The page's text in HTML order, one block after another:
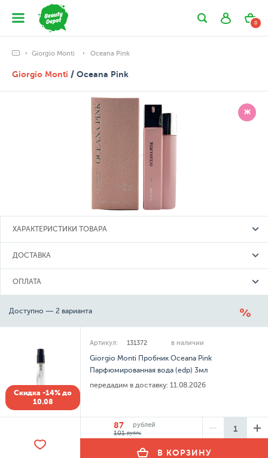
0
Giorgio Monti Oceana Pink
Giorgio Monti / Oceana Pink
Ж
ХАРАКТЕРИСТИКИ ТОВАРА
ДОСТАВКА
ОПЛАТА
Доступно — 2 варианта
Скидка -14% до
10.08
Артикул: 131372 в наличии
Giorgio Monti Пробник Oceana Pink
Парфюмированная вода (edp) 3мл
передадим в доставку: 11.08.2026
87
рублей
101рубль
В КОРЗИНУ